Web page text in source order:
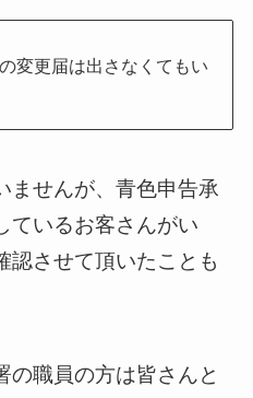
変更届は出さなくてもい
ませんが、青色申告承
ているお客さんがい
認させて頂いたことも
の職員の方は皆さんと